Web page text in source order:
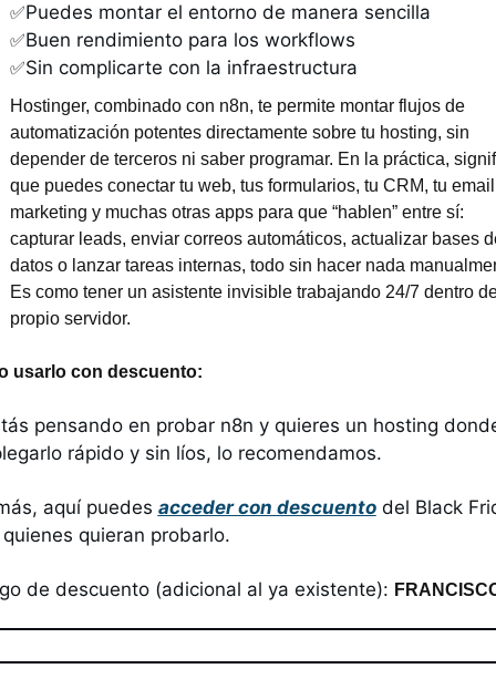
✅Puedes montar el entorno de manera sencilla
✅Buen rendimiento para los workflows
✅Sin complicarte con la infraestructura
Hostinger, combinado con n8n, te permite montar flujos de
automatización potentes directamente sobre tu hosting, sin
depender de terceros ni saber programar. En la práctica,
que puedes conectar tu web, tus formularios, tu CRM, tu email
marketing y muchas otras apps para que “hablen” entre sí:
capturar leads, enviar correos automáticos, actualizar bases
datos o lanzar tareas internas, todo sin hacer nada
Es como tener un asistente invisible trabajando 24/7 dentro
propio servidor.
usarlo con descuento:
pensando en probar n8n y quieres un hosting
rápido y sin líos, lo recomendamos.
aquí puedes acceder con descuento del Black
quieran probarlo.
de descuento (adicional al ya existente):